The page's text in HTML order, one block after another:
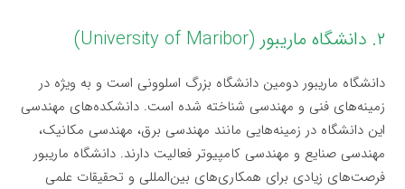
۲. دانشگاه ماریبور (University of Maribor)
دانشگاه ماریبور دومین دانشگاه بزرگ اسلوونی است و به ویژه در
زمینه‌های فنی و مهندسی شناخته شده است. دانشکده‌های مهندسی
این دانشگاه در زمینه‌هایی مانند مهندسی برق، مهندسی مکانیک،
مهندسی صنایع و مهندسی کامپیوتر فعالیت دارند. دانشگاه ماریبور
فرصت‌های زیادی برای همکاری‌های بین‌المللی و تحقیقات علمی